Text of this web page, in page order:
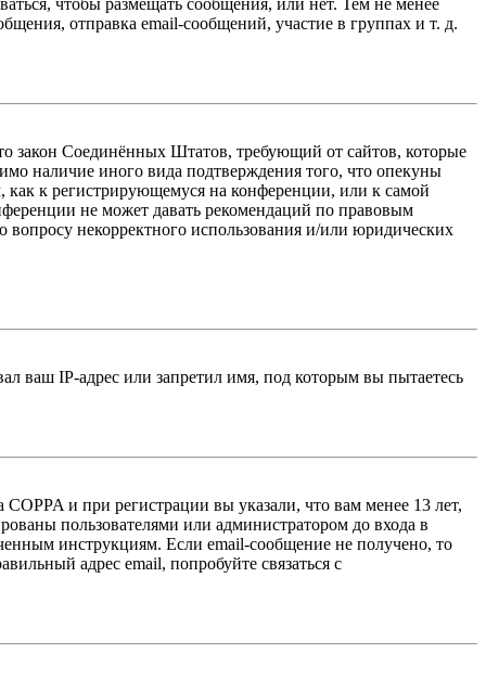
отправка email-сообщений, участие в группах и т. д.
закон Соединённых Штатов, требующий от сайтов, которые
наличие иного вида подтверждения того, что опекуны
к регистрирующемуся на конференции, или к самой
не может давать рекомендаций по правовым
некорректного использования и/или юридических
ваш IP-адрес или запретил имя, под которым вы пытаетесь
и при регистрации вы указали, что вам менее 13 лет,
пользователями или администратором до входа в
инструкциям. Если email-сообщение не получено, то
адрес email, попробуйте связаться с